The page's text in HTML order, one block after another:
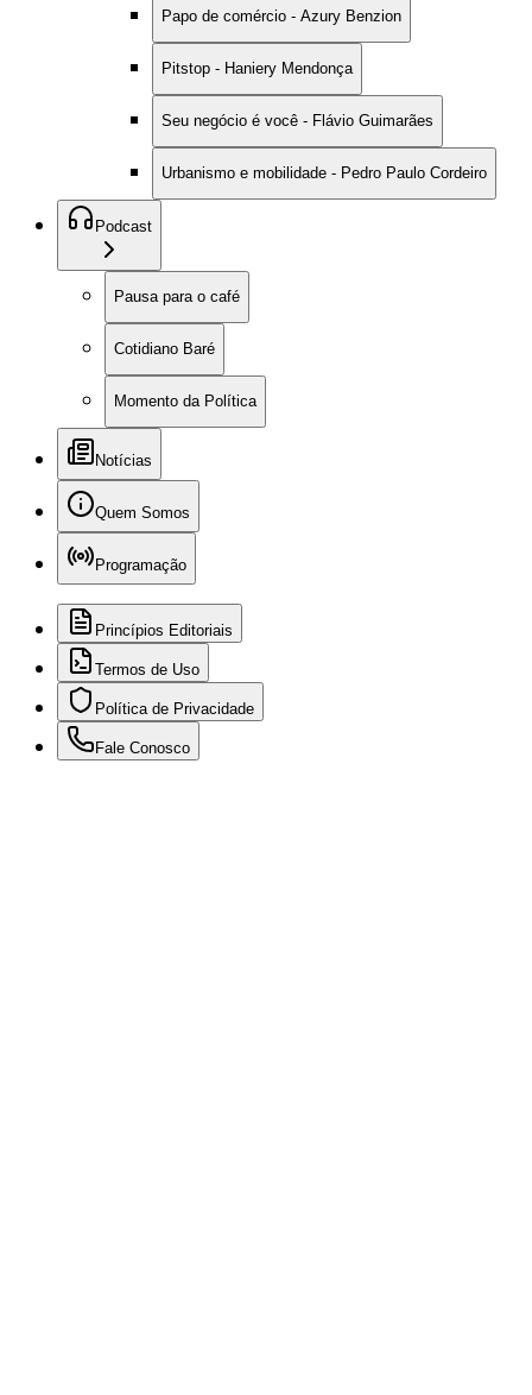
Papo de comércio - Azury Benzion
Pitstop - Haniery Mendonça
Seu negócio é você - Flávio Guimarães
Urbanismo e mobilidade - Pedro Paulo Cordeiro
Podcast
Pausa para o café
Cotidiano Baré
Momento da Política
Notícias
Quem Somos
Programação
Princípios Editoriais
Termos de Uso
Política de Privacidade
Fale Conosco